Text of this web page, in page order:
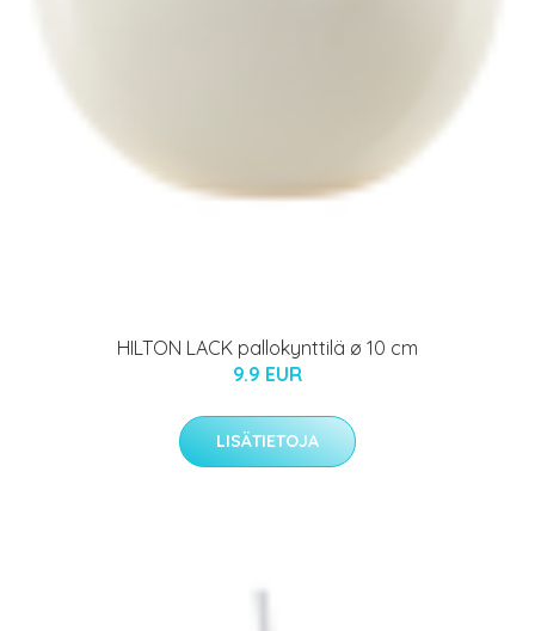
HILTON LACK pallokynttilä ø 10 cm
9.9 EUR
LISÄTIETOJA